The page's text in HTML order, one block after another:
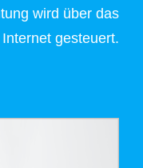
wird über das
Internet gesteuert.